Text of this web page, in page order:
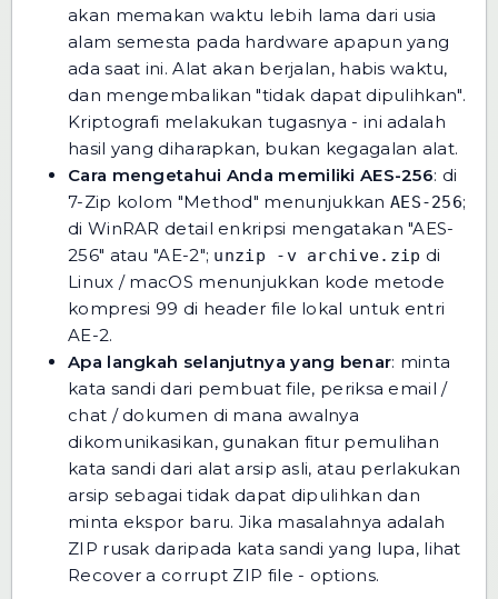
akan memakan waktu lebih lama dari usia
alam semesta pada hardware apapun yang
ada saat ini. Alat akan berjalan, habis waktu,
dan mengembalikan "tidak dapat dipulihkan".
Kriptografi melakukan tugasnya - ini adalah
hasil yang diharapkan, bukan kegagalan alat.
Cara mengetahui Anda memiliki AES-256: di
7-Zip kolom "Method" menunjukkan AES-256;
di WinRAR detail enkripsi mengatakan "AES-
256" atau "AE-2"; unzip -v archive.zip di
Linux / macOS menunjukkan kode metode
kompresi 99 di header file lokal untuk entri
AE-2.
Apa langkah selanjutnya yang benar: minta
kata sandi dari pembuat file, periksa email /
chat / dokumen di mana awalnya
dikomunikasikan, gunakan fitur pemulihan
kata sandi dari alat arsip asli, atau perlakukan
arsip sebagai tidak dapat dipulihkan dan
minta ekspor baru. Jika masalahnya adalah
ZIP rusak daripada kata sandi yang lupa, lihat
Recover a corrupt ZIP file - options.